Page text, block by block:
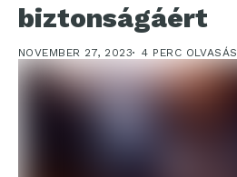
biztonságáért
NOVEMBER 27, 2023 4 PERC OLVASÁS